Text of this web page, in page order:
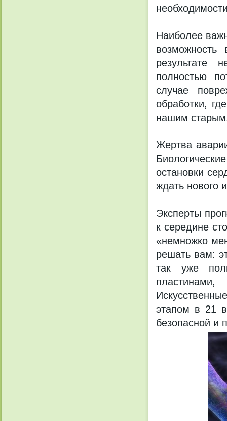
Наиболее
результате
полностью
случае
обработки,
нашим
Жертва
остановки
ждать нового
Эксперты
к середине
«немножко
решать вам:
так уже
этапом в 21
безопасной и